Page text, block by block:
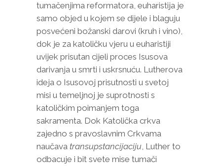
tumačenjima reformatora, euharistija je
samo objed u kojem se dijele i blaguju
posvećeni božanski darovi (kruh i vino),
dok je za katoličku vjeru u euharistiji
uvijek prisutan cijeli proces Isusova
darivanja u smrti i uskrsnuću. Lutherova
ideja o Isusovoj prisutnosti u svetoj
misi u temeljnoj je suprotnosti s
katoličkim poimanjem toga
sakramenta. Dok Katolička crkva
zajedno s pravoslavnim Crkvama
naučava transupstancijaciju, Luther to
odbacuje i bit svete mise tumači